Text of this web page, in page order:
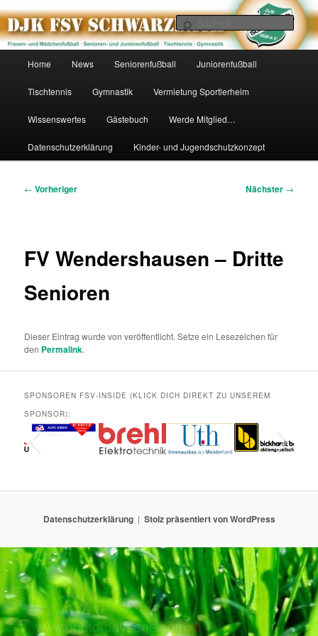
Zum
primären
Inhalt
springenDJK FSV Schwarzbach 1928 e.V.
Home News Seniorenfußball Juniorenfußball
Tischtennis Gymnastik Vermietung Sportlerheim
Wissenswertes Gästebuch Werde Mitglied…
Datenschutzerklärung Kinder- und Jugendschutzkonzept
Beitragsnavigation
← Vorheriger Nächster →
FV Wendershausen – Dritte
Senioren
Dieser Eintrag wurde vonveröffentlicht. Setze ein Lesezeichen für
den Permalink.
SPONSOREN FSV-INSIDE (KLICK DICH DIREKT ZU UNSEREM
SPONSOR):
Datenschutzerklärung Stolz präsentiert von WordPress